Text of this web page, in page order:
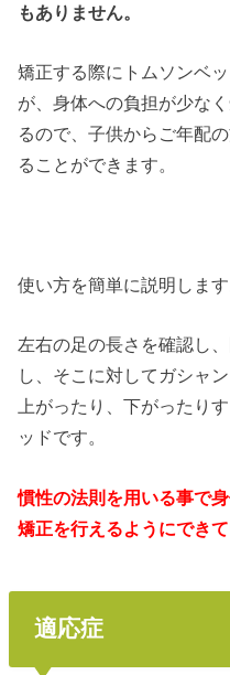
もありません。
矯正する際にトムソンベ
が、身体への負担が少な
るので、子供からご年配
ることができます。
使い方を簡単に説明します
左右の足の長さを確認し
し、そこに対してガシャ
上がったり、下がったり
ッドです。
慣性の法則を用いる事で
矯正を行えるようにできて
適応症